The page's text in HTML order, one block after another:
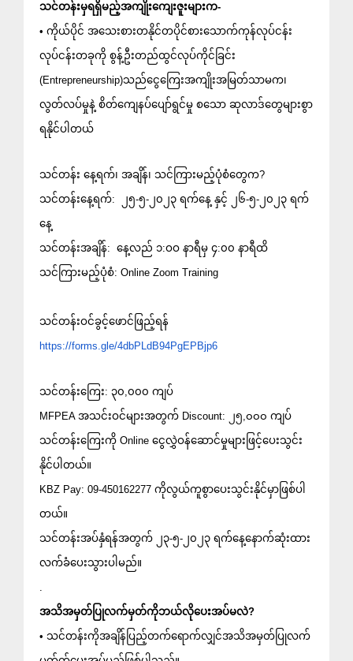
သင်တန်းမှရရှိမည့်အကျိုးကျေးဇူးများက-
• ကိုယ်ပိုင် အသေးစားတနိုင်တပိုင်စားသောက်ကုန်လုပ်ငန်း
လုပ်ငန်းတခုကို စွန့်ဦးတည်ထွင်လုပ်ကိုင်ခြင်း
(Entrepreneurship)သည်ငွေကြေးအကျိုးအမြတ်သာမက၊
လွတ်လပ်မှုနဲ့ စိတ်ကျေနပ်ပျော်ရွင်မှု စသော ဆုလာဒ်တွေများစွာ
ရနိုင်ပါတယ်
သင်တန်း နေ့ရက်၊ အချိန်၊ သင်ကြားမည့်ပုံစံတွေက?
သင်တန်းနေ့ရက်​​:  ၂၅-၅-၂၀၂၃ ရက်နေ့ နှင့် ၂၆-၅-၂၀၂၃ ရက်
နေ့
သင်တန်းအချိန်​​​:  နေ့လည် ၁:ဝဝ နာရီမှ ၄:၀၀ နာရီထိ
သင်ကြားမည့်ပုံစံ​​: Online Zoom Training
သင်တန်းဝင်ခွင့်ဖောင်ဖြည့်ရန်
https://forms.gle/4dbPLdB94PgEPBjp6
သင်တန်းကြေး​​​​​: ၃၀,၀၀၀ ကျပ်
MFPEA အသင်းဝင်များအတွက် Discount​​: ၂၅,၀၀၀ ကျပ်
သင်တန်းကြေးကို Online ငွေလွှဲဝန်ဆောင်မှုများဖြင့်ပေးသွင်း
နိုင်ပါတယ်။
KBZ Pay: 09-450162277 ကိုလွယ်ကူစွာပေးသွင်းနိုင်မှာဖြစ်ပါ
တယ်။
သင်တန်းအပ်နှံရန်အတွက် ၂၃-၅-၂၀၂၃ ရက်နေ့နောက်ဆုံးထား
လက်ခံပေးသွားပါမည်။
.
အသိအမှတ်ပြုလက်မှတ်ကိုဘယ်လိုပေးအပ်မလဲ?
• သင်တန်းကိုအချိန်ပြည့်တက်ရောက်လျှင်အသိအမှတ်ပြုလက်